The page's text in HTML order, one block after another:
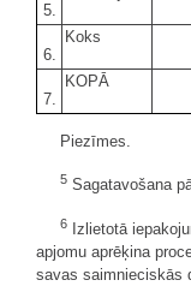
5.
6.
Koks
7.
KOPĀ
Piezīmes.
5 Sagatavošana
6
Izlietotā
apjomu aprēķina
savas saimnieciskās